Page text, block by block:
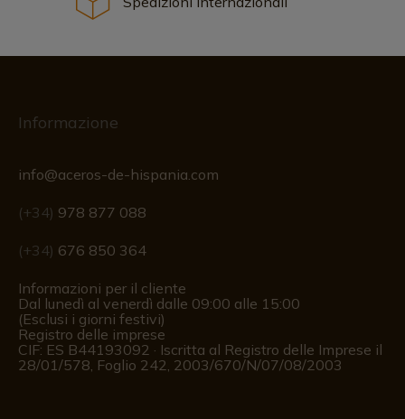
Informazione
info@aceros-de-hispania.com
(+34) 978 877 088
(+34) 676 850 364
Informazioni per il cliente
Dal lunedì al venerdì dalle 09:00 alle 15:00
(Esclusi i giorni festivi)
Registro delle imprese
CIF: ES B44193092 · Iscritta al Registro delle Imprese il
28/01/578, Foglio 242, 2003/670/N/07/08/2003